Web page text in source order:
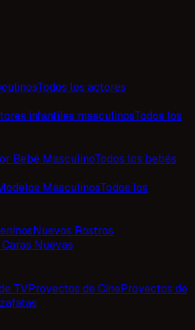
Todos los actores
infantiles masculinosTodos los
Bebé MasculinoTodos los bebés
MasculinosTodos los
Nuevos Rostros
Nuevas
TVProyectos de CineProyectos de